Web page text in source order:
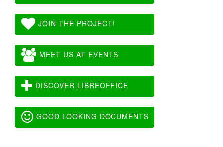
JOIN THE PROJECT!
MEET US AT EVENTS
DISCOVER LIBREOFFICE
GOOD LOOKING DOCUMENTS